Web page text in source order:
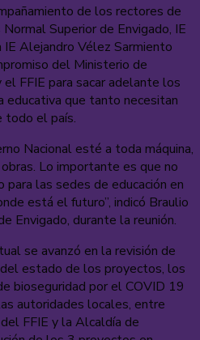
de los rectores de
Superior de Envigado, IE
Alejandro Vélez Sarmiento
del Ministerio de
el FFIE para sacar adelante los
que tanto necesitan
todo el país.
Nacional esté a toda máquina,
Lo importante es que no
las sedes de educación en
está el futuro”, indicó Braulio
Envigado, durante la reunión.
se avanzó en la revisión de
estado de los proyectos, los
bioseguridad por el COVID 19
autoridades locales, entre
FFIE y la Alcaldía de